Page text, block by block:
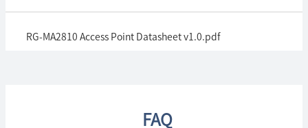
RG-MA2810 Access Point Datasheet v1.0.pdf
FAQ